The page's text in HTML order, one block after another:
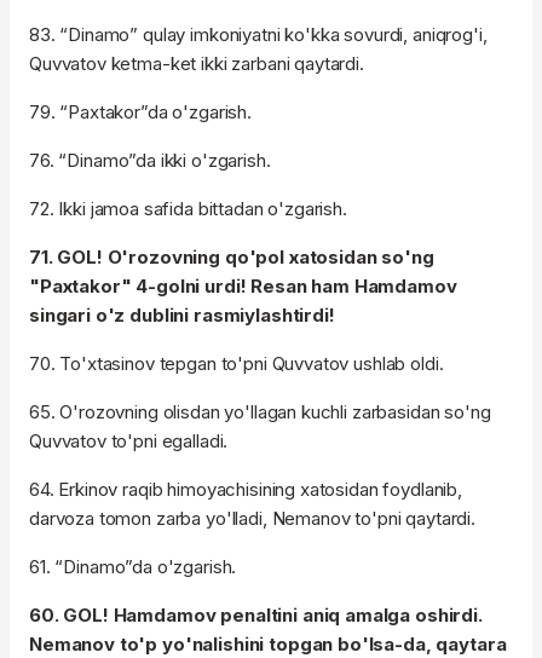
83. “Dinamo” qulay imkoniyatni ko'kka sovurdi, aniqrog'i,
Quvvatov ketma-ket ikki zarbani qaytardi.
79. “Paxtakor”da o'zgarish.
76. “Dinamo”da ikki o'zgarish.
72. Ikki jamoa safida bittadan o'zgarish.
71. GOL! O'rozovning qo'pol xatosidan so'ng
"Paxtakor" 4-golni urdi! Resan ham Hamdamov
singari o'z dublini rasmiylashtirdi!
70. To'xtasinov tepgan to'pni Quvvatov ushlab oldi.
65. O'rozovning olisdan yo'llagan kuchli zarbasidan so'ng
Quvvatov to'pni egalladi.
64. Erkinov raqib himoyachisining xatosidan foydlanib,
darvoza tomon zarba yo'lladi, Nemanov to'pni qaytardi.
61. “Dinamo”da o'zgarish.
60. GOL! Hamdamov penaltini aniq amalga oshirdi.
Nemanov to'p yo'nalishini topgan bo'lsa-da, qaytara